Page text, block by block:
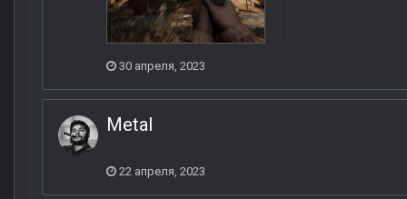
30 апреля, 2023
Metal
22 апреля, 2023